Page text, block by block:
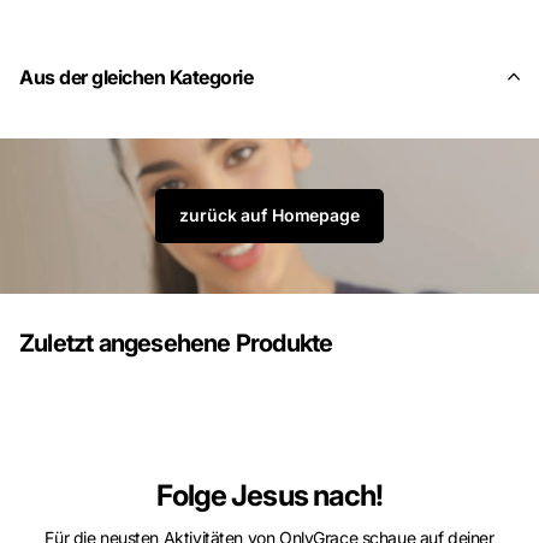
Aus der gleichen Kategorie
zurück auf Homepage
Zuletzt angesehene Produkte
Folge Jesus nach!
Für die neusten Aktivitäten von OnlyGrace schaue auf deiner